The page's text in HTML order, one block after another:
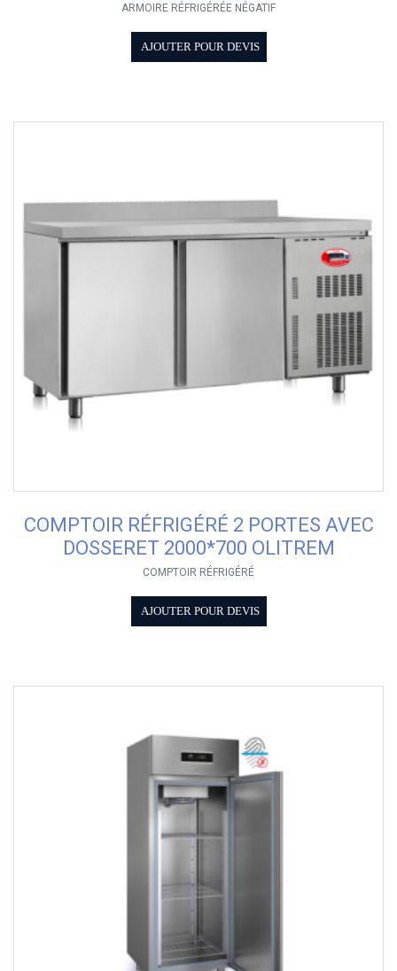
ARMOIRE RÉFRIGÉRÉE NÉGATIF
AJOUTER POUR DEVIS
COMPTOIR RÉFRIGÉRÉ 2 PORTES AVEC
DOSSERET 2000*700 OLITREM
COMPTOIR RÉFRIGÉRÉ
AJOUTER POUR DEVIS